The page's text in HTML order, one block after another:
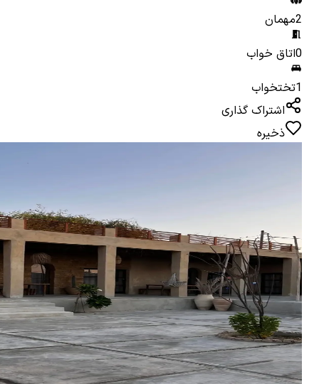
2مهمان
0اتاق خواب
1تختخواب
اشتراک گذاری
ذخیره